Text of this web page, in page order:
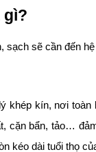
gì?
sẽ cần đến
khép kín, nơi
cặn bẩn, tảo…
kéo dài tuổi thọ